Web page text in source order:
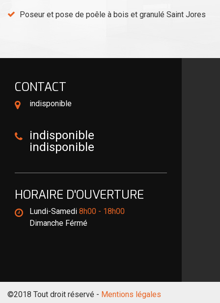
Poseur et pose de poêle à bois et granulé Saint Jores
CONTACT
indisponible
indisponible
indisponible
HORAIRE D'OUVERTURE
Lundi-Samedi 8h00 - 18h00
Dimanche Férmé
©2018 Tout droit réservé - Mentions légales